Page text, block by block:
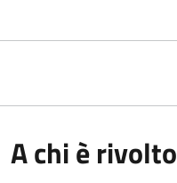
A chi è rivolto